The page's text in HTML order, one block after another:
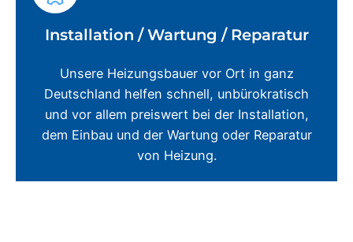
Installation / Wartung / Reparatur
Unsere Heizungsbauer vor Ort in ganz
Deutschland helfen schnell, unbürokratisch
und vor allem preiswert bei der Installation,
dem Einbau und der Wartung oder Reparatur
von Heizung.